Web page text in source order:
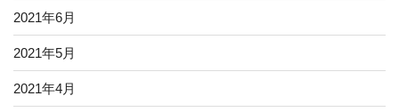
2021年6月
2021年5月
2021年4月